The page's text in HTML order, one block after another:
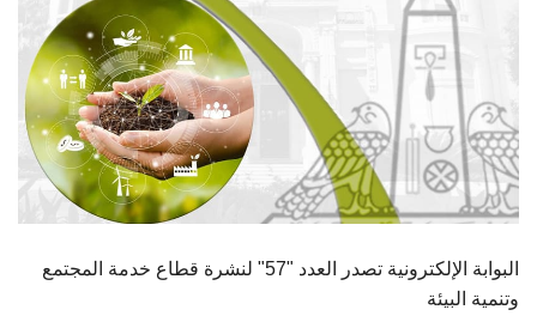
الدراسات العليا
الخريجين
الموظفون
الزائـرون
البوابة الإلكترونية تصدر العدد "57" لنشرة قطاع خدمة المجتمع
وتنمية البيئة